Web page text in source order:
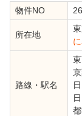
物件NO
所在地
路線・駅名